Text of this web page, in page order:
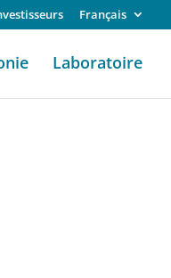
Français
Laboratoire